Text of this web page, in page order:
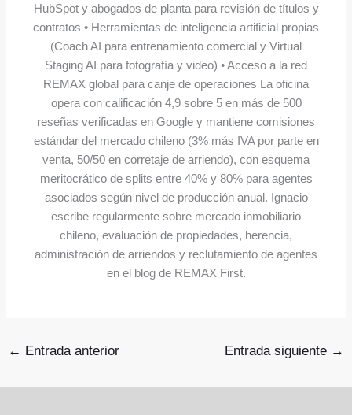
HubSpot y abogados de planta para revisión de títulos y
contratos • Herramientas de inteligencia artificial propias
(Coach AI para entrenamiento comercial y Virtual
Staging AI para fotografía y video) • Acceso a la red
REMAX global para canje de operaciones La oficina
opera con calificación 4,9 sobre 5 en más de 500
reseñas verificadas en Google y mantiene comisiones
estándar del mercado chileno (3% más IVA por parte en
venta, 50/50 en corretaje de arriendo), con esquema
meritocrático de splits entre 40% y 80% para agentes
asociados según nivel de producción anual. Ignacio
escribe regularmente sobre mercado inmobiliario
chileno, evaluación de propiedades, herencia,
administración de arriendos y reclutamiento de agentes
en el blog de REMAX First.
← Entrada anterior Entrada siguiente →